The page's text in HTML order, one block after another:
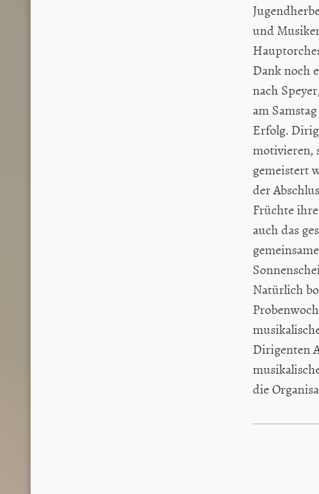
und
Dank noch
nach
am
Erfolg.
motivieren,
gemeistert
der
Früchte
auch das
Natürlich
Dirigenten
die